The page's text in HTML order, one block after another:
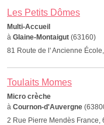
Les Petits Dômes
Multi-Accueil
à Glaine-Montaigut (63160)
81 Route de l' Ancienne
Toulaits Momes
Micro crèche
à Cournon-d'Auvergne
2 Rue Pierre Mendès